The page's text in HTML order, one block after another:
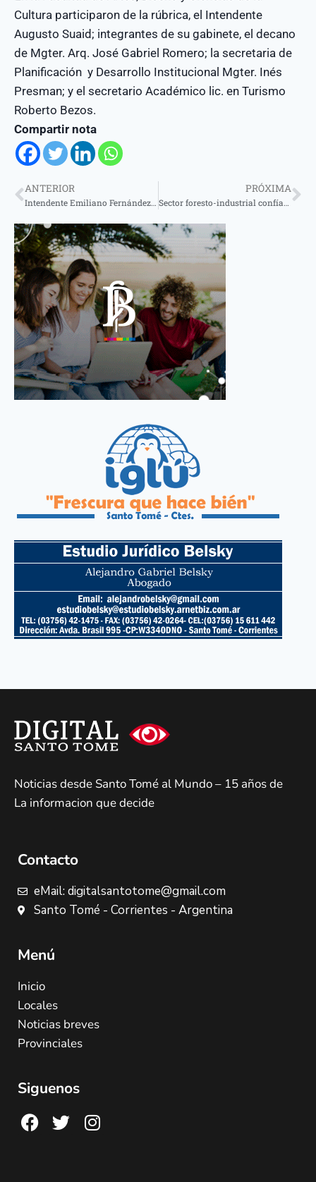
Cultura participaron de la rúbrica, el Intendente
Augusto Suaid; integrantes de su gabinete, el decano
de Mgter. Arq. José Gabriel Romero; la secretaria de
Planificación y Desarrollo Institucional Mgter. Inés
Presman; y el secretario Académico lic. en Turismo
Roberto Bezos.
Compartir nota
ANTERIOR
Intendente Emiliano Fernández participó del egreso universitario de 28 virasoreños
PRÓXIMA
Sector foresto-industrial confían en llegada de nuevas inversiones por el régimen RIGI
Noticias desde Santo Tomé al Mundo – 15 años de
La informacion que decide
Contacto
eMail: digitalsantotome@gmail.com
Santo Tomé - Corrientes - Argentina
Menú
Inicio
Locales
Noticias breves
Provinciales
Siguenos